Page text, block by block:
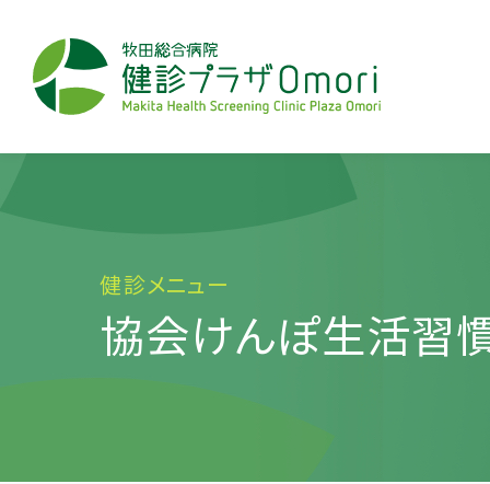
健診メニュー
協会けんぽ生活習